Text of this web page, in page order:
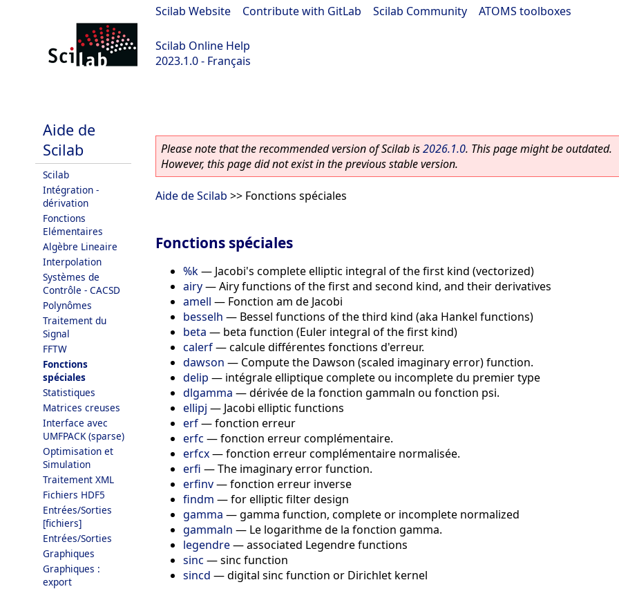
Scilab Website Contribute with GitLab Scilab Community ATOMS toolboxes
Scilab Online Help
2023.1.0 - Français
Aide de
Scilab
Scilab
Intégration -
dérivation
Fonctions
Elémentaires
Algèbre Lineaire
Interpolation
Systèmes de
Contrôle - CACSD
Polynômes
Traitement du
Signal
FFTW
Fonctions
spéciales
Statistiques
Matrices creuses
Interface avec
UMFPACK (sparse)
Optimisation et
Simulation
Traitement XML
Fichiers HDF5
Entrées/Sorties
[fichiers]
Entrées/Sorties
Graphiques
Graphiques :
export
Please note that the recommended version of Scilab is2026.1.0. This page might be outdated.
However, this page did not exist in the previous stable version.
Aide de Scilab >> Fonctions spéciales
Fonctions spéciales
%k— Jacobi's complete elliptic integral of the first kind (vectorized)
airy—Airy functions of the first and second kind, and their derivatives
amell — Fonction am de Jacobi
besselh — Bessel functions of the third kind (aka Hankel functions)
beta — beta function (Euler integral of the first kind)
calerf—calcule différentes fonctions d'erreur.
dawson — Compute the Dawson (scaled imaginary error) function.
delip — intégrale elliptique complete ou incomplete du premier type
dlgamma —dérivée de la fonction gammaln ou fonction psi.
ellipj — Jacobi elliptic functions
erf—fonction erreur
erfc —fonction erreur complémentaire.
erfcx—fonction erreur complémentaire normalisée.
erfi —The imaginary error function.
erfinv—fonction erreur inverse
findm —for elliptic filter design
gamma —gamma function, complete or incomplete normalized
gammaln — Le logarithme de la fonction gamma.
legendre—associated Legendre functions
sinc —sinc function
sincd —digital sinc function or Dirichlet kernel